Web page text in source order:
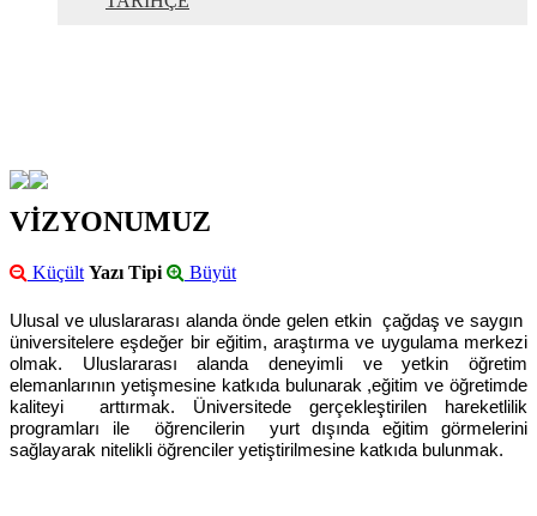
VİZYONUMUZ
Küçült Yazı Tipi Büyüt
Ulusal ve uluslararası alanda önde gelen etkin çağdaş ve saygın
üniversitelere eşdeğer bir eğitim, araştırma ve uygulama merkezi
olmak. Uluslararası alanda deneyimli ve yetkin öğretim
elemanlarının yetişmesine katkıda bulunarak ,eğitim ve öğretimde
kaliteyi arttırmak. Üniversitede gerçekleştirilen hareketlilik
programları ile öğrencilerin yurt dışında eğitim görmelerini
sağlayarak nitelikli öğrenciler yetiştirilmesine katkıda bulunmak.